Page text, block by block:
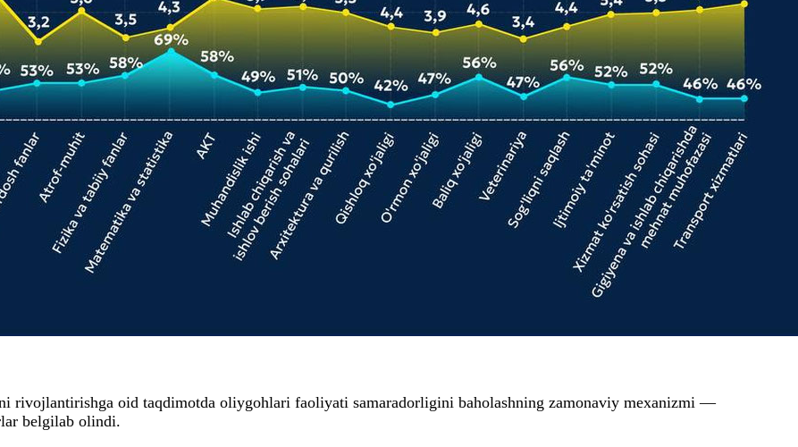
rivojlantirishga oid taqdimotda oliygohlari faoliyati samaradorligini baholashning zamonaviy mexanizmi —
belgilab olindi.